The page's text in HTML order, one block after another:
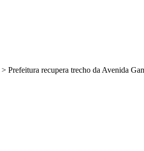
> Prefeitura recupera trecho da Avenida